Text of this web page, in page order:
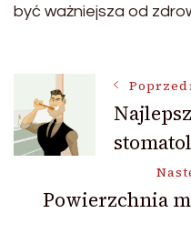
być ważniejsza od
Nawigacja
wpisu
Powierzchnia